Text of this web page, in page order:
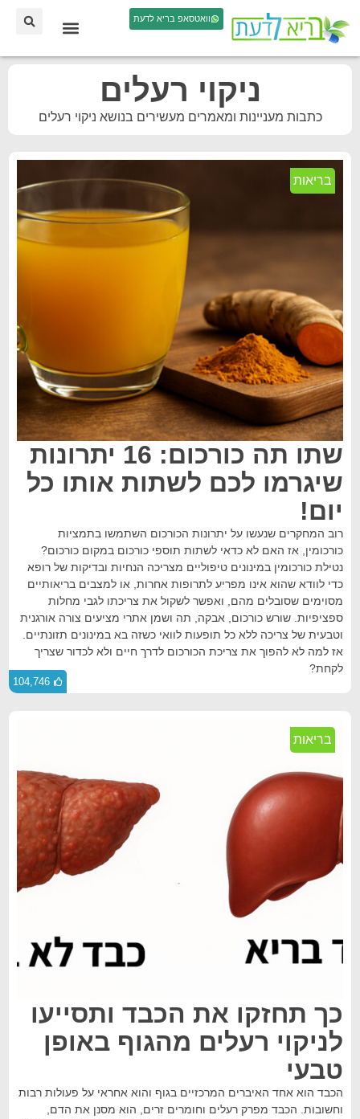
וואטסאפ בריא לדעת
ניקוי רעלים
כתבות מעניינות ומאמרים מעשירים בנושא ניקוי רעלים
בריאות
שתו תה כורכום: 16 יתרונות
שיגרמו לכם לשתות אותו כל
יום!
רוב המחקרים שנעשו על יתרונות הכורכום השתמשו בתמציות
כורכומין, אז האם לא כדאי לשתות תוספי כורכום במקום כורכום?
נטילת כורכומין במינונים טיפוליים מצריכה הנחיות ובדיקות של רופא
כדי לוודא שהוא אינו מפריע לתרופות אחרות, או למצבים בריאותיים
מסוימים שסובלים מהם, ואפשר לשקול את צריכתו לגבי מחלות
ספציפיות. שורש כורכום, אבקה, תה ושמן אתרי מציעים צורה אורגנית
וטבעית של צריכה ללא כל תופעות לוואי כשזה בא במינונים תזונתיים.
אז למה לא להפוך את צריכת הכורכום לדרך חיים ולא לכדור שצריך
לקחת?
104,746
בריאות
כך תחזקו את הכבד ותסייעו
לניקוי רעלים מהגוף באופן
טבעי
הכבד הוא אחד האיברים המרכזיים בגוף והוא אחראי על פעולות רבות
וחשובות. הכבד מפרק רעלים וחומרים זרים, הוא מסנן את הדם,